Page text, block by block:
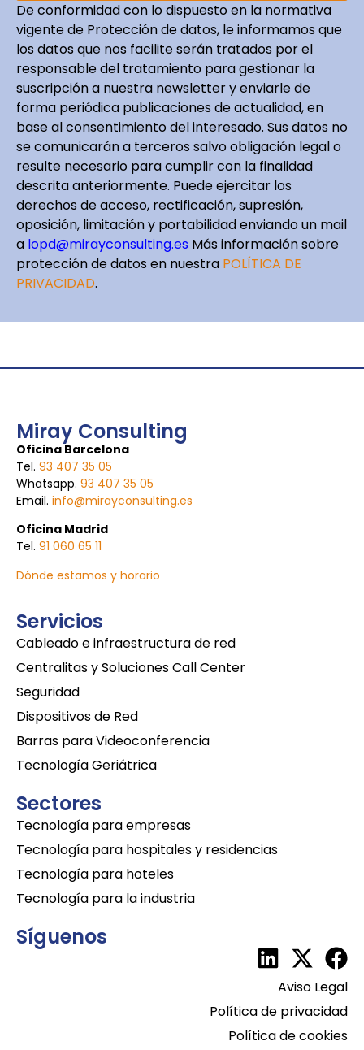
De conformidad con lo dispuesto en la normativa
vigente de Protección de datos, le informamos que
los datos que nos facilite serán tratados por el
responsable del tratamiento para gestionar la
suscripción a nuestra newsletter y enviarle de
forma periódica publicaciones de actualidad, en
base al consentimiento del interesado. Sus datos no
se comunicarán a terceros salvo obligación legal o
resulte necesario para cumplir con la finalidad
descrita anteriormente. Puede ejercitar los
derechos de acceso, rectificación, supresión,
oposición, limitación y portabilidad enviando un mail
a lopd@mirayconsulting.es Más información sobre
protección de datos en nuestra POLÍTICA DE
PRIVACIDAD.
Miray Consulting
Oficina Barcelona
Tel. 93 407 35 05
Whatsapp. 93 407 35 05
Email. info@mirayconsulting.es
Oficina Madrid
Tel. 91 060 65 11
Dónde estamos y horario
Servicios
Cableado e infraestructura de red
Centralitas y Soluciones Call Center
Seguridad
Dispositivos de Red
Barras para Videoconferencia
Tecnología Geriátrica
Sectores
Tecnología para empresas
Tecnología para hospitales y residencias
Tecnología para hoteles
Tecnología para la industria
Síguenos
Aviso Legal
Política de privacidad
Política de cookies